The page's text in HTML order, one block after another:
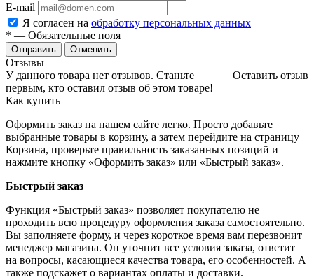
E-mail
Я согласен на обработку персональных данных
* — Обязательные поля
Отменить
Отзывы
Оставить отзыв
У данного товара нет отзывов. Станьте
первым, кто оставил отзыв об этом товаре!
Как купить
Оформить заказ на нашем сайте легко. Просто добавьте
выбранные товары в корзину, а затем перейдите на страницу
Корзина, проверьте правильность заказанных позиций и
нажмите кнопку «Оформить заказ» или «Быстрый заказ».
Быстрый заказ
Функция «Быстрый заказ» позволяет покупателю не
проходить всю процедуру оформления заказа самостоятельно.
Вы заполняете форму, и через короткое время вам перезвонит
менеджер магазина. Он уточнит все условия заказа, ответит
на вопросы, касающиеся качества товара, его особенностей. А
также подскажет о вариантах оплаты и доставки.